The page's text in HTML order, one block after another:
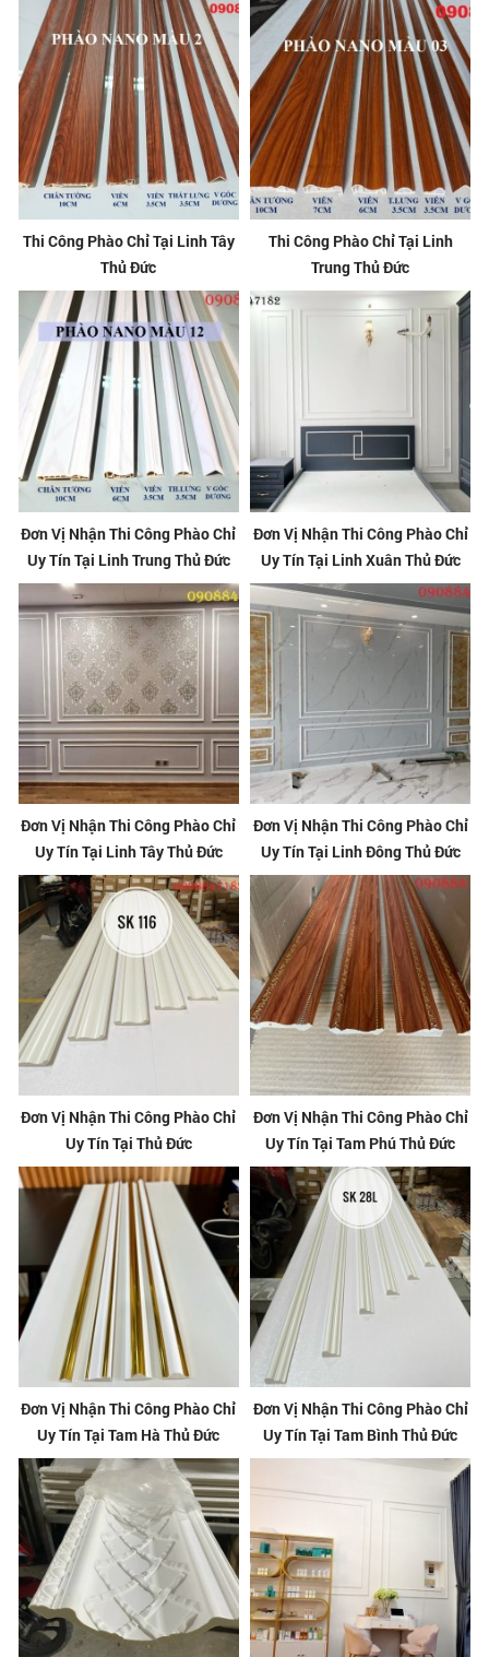
Thi Công Phào Chỉ Tại Linh Tây
Thủ Đức
Thi Công Phào Chỉ Tại Linh
Trung Thủ Đức
Đơn Vị Nhận Thi Công Phào Chỉ
Uy Tín Tại Linh Trung Thủ Đức
Đơn Vị Nhận Thi Công Phào Chỉ
Uy Tín Tại Linh Xuân Thủ Đức
Đơn Vị Nhận Thi Công Phào Chỉ
Uy Tín Tại Linh Tây Thủ Đức
Đơn Vị Nhận Thi Công Phào Chỉ
Uy Tín Tại Linh Đông Thủ Đức
Đơn Vị Nhận Thi Công Phào Chỉ
Uy Tín Tại Thủ Đức
Đơn Vị Nhận Thi Công Phào Chỉ
Uy Tín Tại Tam Phú Thủ Đức
Đơn Vị Nhận Thi Công Phào Chỉ
Uy Tín Tại Tam Hà Thủ Đức
Đơn Vị Nhận Thi Công Phào Chỉ
Uy Tín Tại Tam Bình Thủ Đức